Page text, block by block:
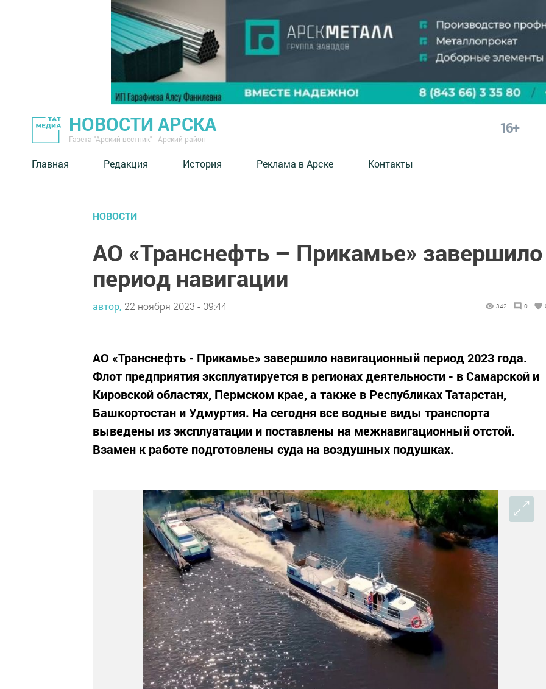
НОВОСТИ АРСКА
Газета "Арский вестник" - Арский район
16+
Главная Редакция История Реклама в Арске Контакты
НОВОСТИ
АО «Транснефть – Прикамье» завершило
период навигации
автор, 22 ноября 2023 - 09:44 342 0
АО «Транснефть - Прикамье» завершило навигационный период 2023 года.
Флот предприятия эксплуатируется в регионах деятельности - в Самарской и
Кировской областях, Пермском крае, а также в Республиках Татарстан,
Башкортостан и Удмуртия. На сегодня все водные виды транспорта
выведены из эксплуатации и поставлены на межнавигационный отстой.
Взамен к работе подготовлены суда на воздушных подушках.